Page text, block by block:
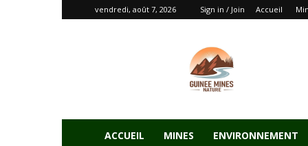
vendredi, août 7, 2026 Sign in / Join Accueil
ACCUEIL MINES ENVIRONNEMENT